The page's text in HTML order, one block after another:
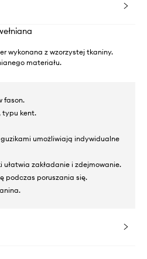
wykonana z wzorzystej tkaniny.
materiału.
fason.
typu kent.
umożliwiają indywidualne
zakładanie i zdejmowanie.
podczas poruszania się.